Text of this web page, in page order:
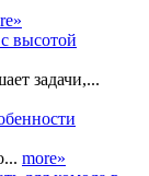
задачи,...
more»